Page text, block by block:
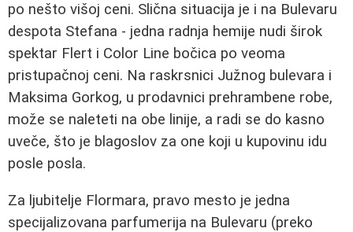
po nešto višoj ceni. Slična situacija je i na Bulevaru
despota Stefana - jedna radnja hemije nudi širok
spektar Flert i Color Line bočica po veoma
pristupačnoj ceni. Na raskrsnici Južnog bulevara i
Maksima Gorkog, u prodavnici prehrambene robe,
može se naleteti na obe linije, a radi se do kasno
uveče, što je blagoslov za one koji u kupovinu idu
posle posla.
Za ljubitelje Flormara, pravo mesto je jedna
specijalizovana parfumerija na Bulevaru (preko